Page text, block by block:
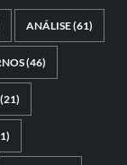
ANÁLISE(61)
(46)
(21)